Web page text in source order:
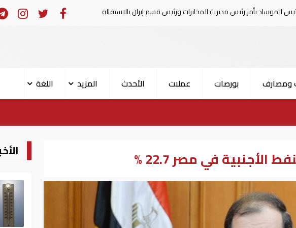
مديرية المخابرات ورئيس قسم إيران بالاستقالة السعودية تعلن إصابة 11 مدنيا في هجوم حوثي على نجران
ومصارف بورصات عملات الأحدث المزيد
اللغة
في مصر 22.7 %